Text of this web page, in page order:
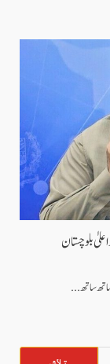
بلوچستان
ساتھ ساتھ...